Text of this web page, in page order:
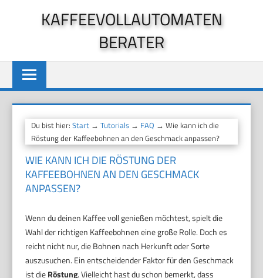
KAFFEEVOLLAUTOMATEN
BERATER
Du bist hier:Start →Tutorials → FAQ → Wie kann ich die
Röstung der Kaffeebohnen an den Geschmack anpassen?
WIE KANN ICH DIE RÖSTUNG DER
KAFFEEBOHNEN AN DEN GESCHMACK
ANPASSEN?
Wenn du deinen Kaffee voll genießen möchtest, spielt die
Wahl der richtigen Kaffeebohnen eine große Rolle. Doch es
reicht nicht nur, die Bohnen nach Herkunft oder Sorte
auszusuchen. Ein entscheidender Faktor für den Geschmack
ist dieRöstung. Vielleicht hast du schon bemerkt, dass